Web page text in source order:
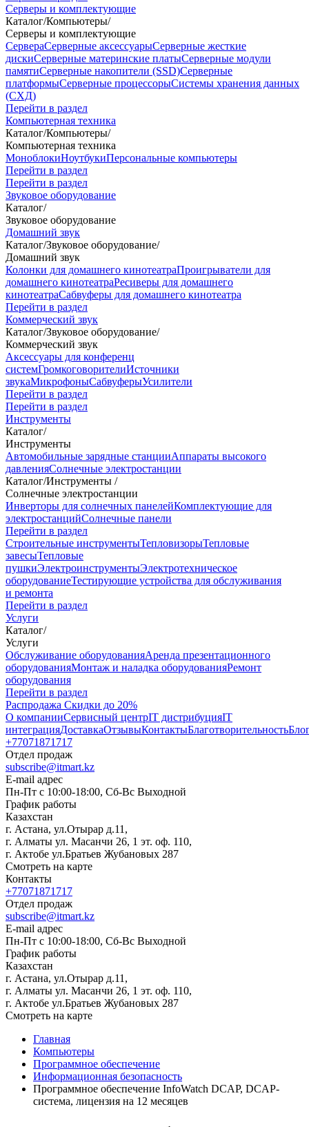
Серверы и комплектующие
Каталог/Компьютеры/
Серверы и комплектующие
СервераСерверные аксессуарыСерверные жесткие
дискиСерверные материнские платыСерверные модули
памятиСерверные накопители (SSD)Серверные
платформыСерверные процессорыСистемы хранения данных
(СХД)
Перейти в раздел
Компьютерная техника
Каталог/Компьютеры/
Компьютерная техника
МоноблокиНоутбукиПерсональные компьютеры
Перейти в раздел
Перейти в раздел
Звуковое оборудование
Каталог/
Звуковое оборудование
Домашний звук
Каталог/Звуковое оборудование/
Домашний звук
Колонки для домашнего кинотеатраПроигрыватели для
домашнего кинотеатраРесиверы для домашнего
кинотеатраСабвуферы для домашнего кинотеатра
Перейти в раздел
Коммерческий звук
Каталог/Звуковое оборудование/
Коммерческий звук
Аксессуары для конференц
системГромкоговорителиИсточники
звукаМикрофоныСабвуферыУсилители
Перейти в раздел
Перейти в раздел
Инструменты
Каталог/
Инструменты
Автомобильные зарядные станцииАппараты высокого
давленияСолнечные электростанции
Каталог/Инструменты /
Солнечные электростанции
Инверторы для солнечных панелейКомплектующие для
электростанцийСолнечные панели
Перейти в раздел
Строительные инструментыТепловизорыТепловые
завесыТепловые
пушкиЭлектроинструментыЭлектротехническое
оборудованиеТестирующие устройства для обслуживания
и ремонта
Перейти в раздел
Услуги
Каталог/
Услуги
Oбслуживание оборудованияАренда презентационного
оборудованияМонтаж и наладка оборудованияРемонт
оборудования
Перейти в раздел
Распродажа Скидки до 20%
О компанииСервисный центрIT дистрибуцияIT
интеграцияДоставкаОтзывыКонтактыБлаготворительность
+77071871717
Отдел продаж
subscribe@itmart.kz
E-mail адрес
Пн-Пт с 10:00-18:00, Сб-Вс Выходной
График работы
Казахстан
г. Астана, ул.Отырар д.11,
г. Алматы ул. Масанчи 26, 1 эт. оф. 110,
г. Актобе ул.Братьев Жубановых 287
Смотреть на карте
Контакты
+77071871717
Отдел продаж
subscribe@itmart.kz
E-mail адрес
Пн-Пт с 10:00-18:00, Сб-Вс Выходной
График работы
Казахстан
г. Астана, ул.Отырар д.11,
г. Алматы ул. Масанчи 26, 1 эт. оф. 110,
г. Актобе ул.Братьев Жубановых 287
Смотреть на карте
Главная
Компьютеры
Программное обеспечение
Информационная безопасность
Программное обеспечение InfoWatch DCAP, DCAP-
система, лицензия на 12 месяцев